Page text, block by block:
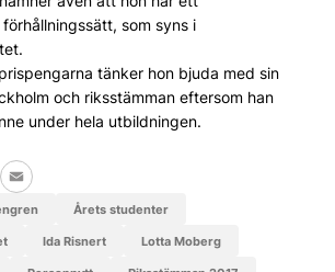
som syns i
tänker hon bjuda med sin
och riksstämman eftersom han
under hela utbildningen.
Email
Årets studenter
Ida Risnert Lotta Moberg